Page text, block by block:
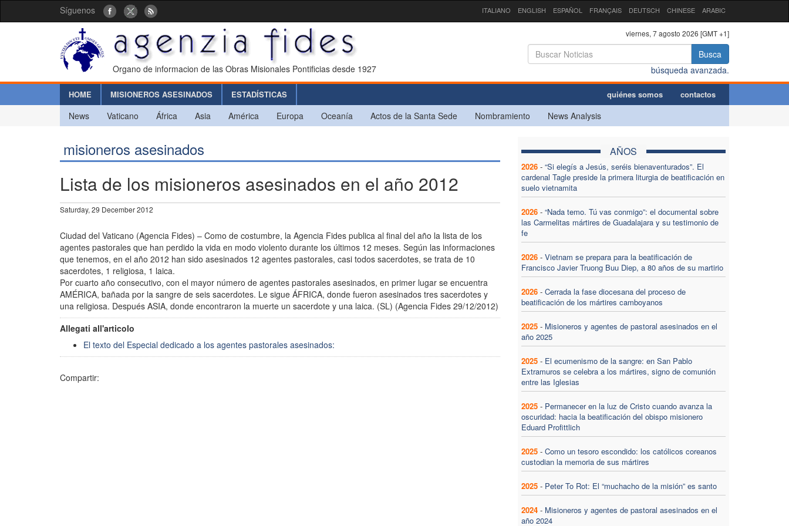
Síguenos ITALIANO ENGLISH ESPAÑOL FRANÇAIS DEUTSCH CHINESE ARABIC
Organo de informacion de las Obras Misionales Pontificias desde 1927
viernes, 7 agosto 2026 [GMT +1]
Busca
búsqueda avanzada.
HOME MISIONEROS ASESINADOS ESTADÍSTICAS quiénes somos contactos
News Vaticano África Asia América Europa Oceanía Actos de la Santa Sede Nombramiento News Analysis
misioneros asesinados
Lista de los misioneros asesinados en el año 2012
Saturday, 29 December 2012
Ciudad del Vaticano (Agencia Fides) – Como de costumbre, la Agencia Fides publica al final del año la lista de los
agentes pastorales que han perdido la vida en modo violento durante los últimos 12 meses. Según las informaciones
que tenemos, en el año 2012 han sido asesinados 12 agentes pastorales, casi todos sacerdotes, se trata de 10
sacerdotes, 1 religiosa, 1 laica.
Por cuarto año consecutivo, con el mayor número de agentes pastorales asesinados, en primer lugar se encuentra
AMÉRICA, bañada por la sangre de seis sacerdotes. Le sigue ÁFRICA, donde fueron asesinados tres sacerdotes y
una religiosa. Después ASIA, donde encontraron la muerte un sacerdote y una laica. (SL) (Agencia Fides 29/12/2012)
Allegati all'articolo
El texto del Especial dedicado a los agentes pastorales asesinados:
Compartir:
AÑOS
2026 - “Si elegís a Jesús, seréis bienaventurados”. El
cardenal Tagle preside la primera liturgia de beatificación en
suelo vietnamita
2026 - “Nada temo. Tú vas conmigo”: el documental sobre
las Carmelitas mártires de Guadalajara y su testimonio de
fe
2026 - Vietnam se prepara para la beatificación de
Francisco Javier Truong Buu Diep, a 80 años de su martirio
2026 - Cerrada la fase diocesana del proceso de
beatificación de los mártires camboyanos
2025 - Misioneros y agentes de pastoral asesinados en el
año 2025
2025 - El ecumenismo de la sangre: en San Pablo
Extramuros se celebra a los mártires, signo de comunión
entre las Iglesias
2025 - Permanecer en la luz de Cristo cuando avanza la
oscuridad: hacia la beatificación del obispo misionero
Eduard Profittlich
2025 - Como un tesoro escondido: los católicos coreanos
custodian la memoria de sus mártires
2025 - Peter To Rot: El “muchacho de la misión” es santo
2024 - Misioneros y agentes de pastoral asesinados en el
año 2024